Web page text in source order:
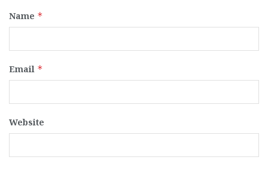
Name *
Email *
Website